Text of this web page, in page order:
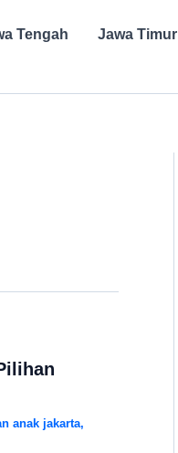
Tengah Jawa Timur
anak jakarta,